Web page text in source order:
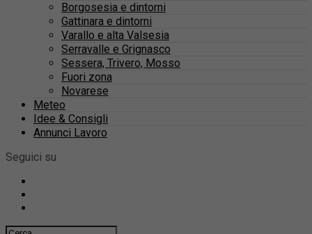
Borgosesia e dintorni
Gattinara e dintorni
Varallo e alta Valsesia
Serravalle e Grignasco
Sessera, Trivero, Mosso
Fuori zona
Novarese
Meteo
Idee & Consigli
Annunci Lavoro
Seguici su